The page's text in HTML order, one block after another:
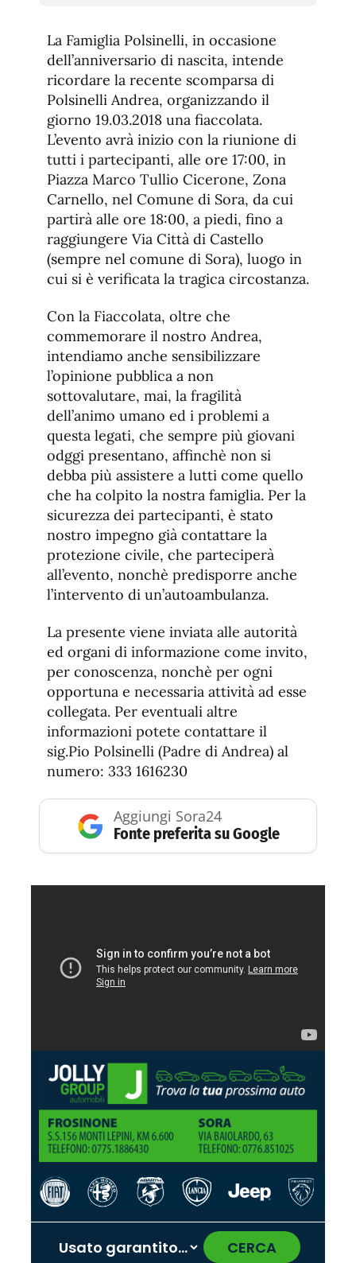
de
fuente
de
fuente.
La Famiglia Polsinelli, in occasione
dell’anniversario di nascita, intende
ricordare la recente scomparsa di
Polsinelli Andrea, organizzando il
giorno 19.03.2018 una fiaccolata.
L’evento avrà inizio con la riunione di
tutti i partecipanti, alle ore 17:00, in
Piazza Marco Tullio Cicerone, Zona
Carnello, nel Comune di Sora, da cui
partirà alle ore 18:00, a piedi, fino a
raggiungere Via Città di Castello
(sempre nel comune di Sora), luogo in
cui si è verificata la tragica circostanza.
Con la Fiaccolata, oltre che
commemorare il nostro Andrea,
intendiamo anche sensibilizzare
l’opinione pubblica a non
sottovalutare, mai, la fragilità
dell’animo umano ed i problemi a
questa legati, che sempre più giovani
odggi presentano, affinchè non si
debba più assistere a lutti come quello
che ha colpito la nostra famiglia. Per la
sicurezza dei partecipanti, è stato
nostro impegno già contattare la
protezione civile, che parteciperà
all’evento, nonchè predisporre anche
l’intervento di un’autoambulanza.
La presente viene inviata alle autorità
ed organi di informazione come invito,
per conoscenza, nonchè per ogni
opportuna e necessaria attività ad esse
collegata. Per eventuali altre
informazioni potete contattare il
sig.Pio Polsinelli (Padre di Andrea) al
numero: 333 1616230
Aggiungi Sora24
Fonte preferita su Google
CERCA